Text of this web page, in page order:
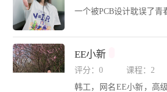
度EDA设计行业技术发
职业技能大赛（电子类
战攻坚包括：航天军工、
工控能源、汽车电子、
高难度设计与仿真项目。
一个被PCB设计耽误了青
EE小新
评分：0
课程：2
韩工，网名EE小新，高